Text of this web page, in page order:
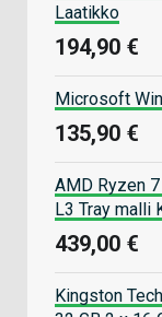
Laatikko
194,90 €
Microsoft
135,90 €
AMD Ryzen
L3 Tray malli
439,00 €
Kingston